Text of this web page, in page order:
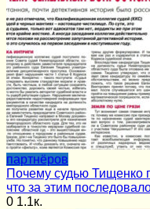
партнёров
Почему судью Тищенко
что за этим
0 1.1к.